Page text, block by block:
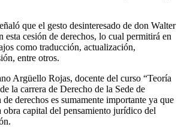
que el gesto desinteresado de don Walter
esta cesión de derechos, lo cual permitirá en
como traducción, actualización,
entre otros.
Argüello Rojas, docente del curso “Teoría
la carrera de Derecho de la Sede de
derechos es sumamente importante ya que
obra capital del pensamiento jurídico del